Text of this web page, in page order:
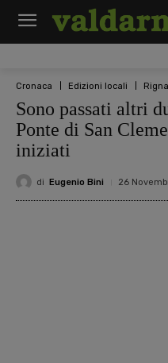
Cronaca Edizioni locali
Sono passati altri
Ponte di San
iniziati
di Eugenio Bini 26